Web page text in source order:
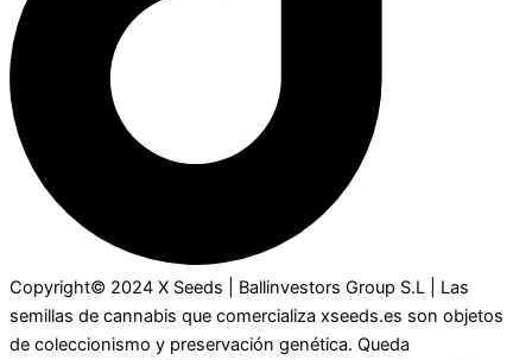
Copyright© 2024 X Seeds | Ballinvestors Group S.L | Las
semillas de cannabis que comercializa xseeds.es son objetos
de coleccionismo y preservación genética. Queda